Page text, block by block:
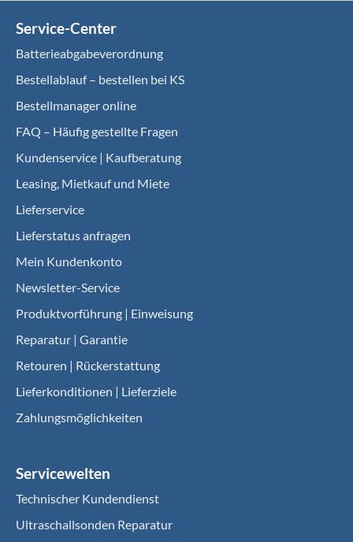
Service-Center
Batterieabgabeverordnung
Bestellablauf – bestellen bei KS
Bestellmanager online
FAQ – Häufig gestellte Fragen
Kundenservice | Kaufberatung
Leasing, Mietkauf und Miete
Lieferservice
Lieferstatus anfragen
Mein Kundenkonto
Newsletter-Service
Produktvorführung | Einweisung
Reparatur | Garantie
Retouren | Rückerstattung
Lieferkonditionen | Lieferziele
Zahlungsmöglichkeiten
Servicewelten
Technischer Kundendienst
Ultraschallsonden Reparatur